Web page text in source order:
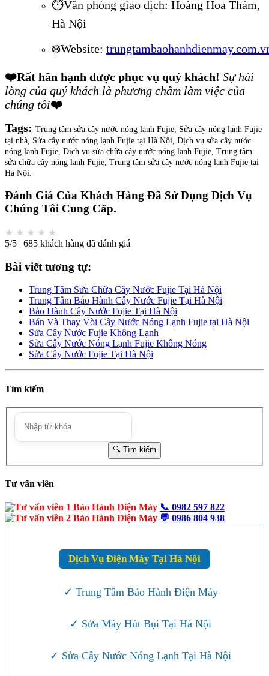
⏱️Văn phòng giao dịch: Hoàng Hoa Thám,
Hà Nội
❄️Website:
❤️Rất hân hạnh được phục vụ quý khách! Sự hài
lòng của quý khách là phương châm làm việc của
chúng tôi❤️
Tags: Trung tâm sửa cây nước nóng lạnh Fujie, Sửa cây nóng lạnh Fujie
tại nhà, Sửa cây nước nóng lạnh Fujie tại Hà Nội, Dịch vụ sửa cây nước
nóng lạnh Fujie, Dịch vụ sửa chữa cây nước nóng lạnh Fujie, Trung tâm
sửa chữa cây nóng lạnh Fujie, Trung tâm sửa cây nước nóng lạnh Fujie tại
Hà Nội.
Đánh Giá Của Khách Hàng Đã Sử Dụng Dịch Vụ
Chúng Tôi Cung Cấp.
★ ★ ★ ★ ★
5/5 | 685 khách hàng đã đánh giá
Bài viết tương tự:
Trung Tâm Sửa Chữa Cây Nước Fujie Tại Hà Nội
Trung Tâm Bảo Hành Cây Nước Fujie Tại Hà Nội
Bảo Hành Cây Nước Fujie Tại Hà Nội
Bán Và Thay Vòi Cây Nước Nóng Lạnh Fujie tại Hà Nội
Sửa Cây Nước Fujie Không Lạnh
Sửa Cây Nước Nóng Lạnh Fujie Không Nóng
Sửa Cây Nước Fujie Tại Hà Nội
Tìm kiếm
Tư vấn viên
📞 0982 597 822
💬 0986 804 938
Dịch Vụ Điện Máy Tại Hà Nội
✓ Trung Tâm Bảo Hành Điện Máy
✓ Sửa Máy Hút Bụi Tại Hà Nội
✓ Sửa Cây Nước Nóng Lạnh Tại Hà Nội